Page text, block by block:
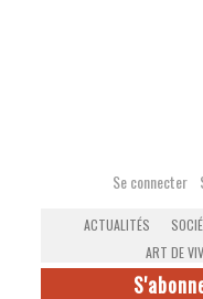
Se connecter
ACTUALITÉS
ART DE